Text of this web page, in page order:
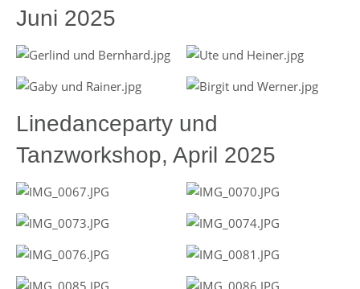
Juni 2025
Linedanceparty und
Tanzworkshop, April 2025